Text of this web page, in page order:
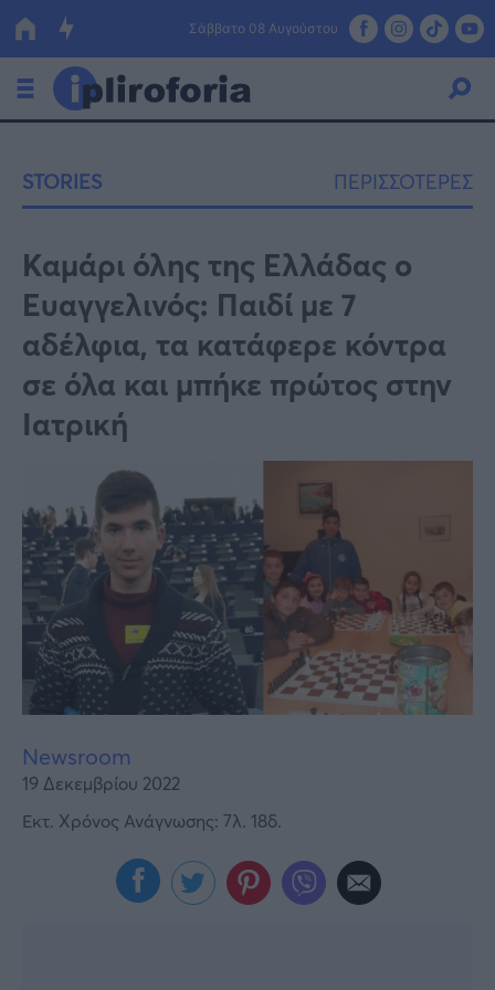
Σάββατο 08 Αυγούστου
Οικονομία
Πολιτική
Τράπεζες
Επιδοτήσεις
ΕΣΠΑ
Κόσμος
Lifestyle
Αθλητικά
Υγεία
Γυναίκα
Καιρός
STORIES ΠΕΡΙΣΣΟΤΕΡΕΣ
Καμάρι όλης της Ελλάδας ο
Ευαγγελινός: Παιδί με 7
αδέλφια, τα κατάφερε κόντρα
σε όλα και μπήκε πρώτος στην
Ιατρική
Newsroom
19 Δεκεμβρίου 2022
Εκτ. Χρόνος Ανάγνωσης: 7λ. 18δ.